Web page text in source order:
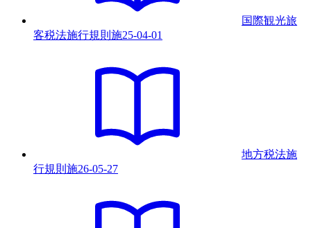
国際観光旅
客税法施行規則 施25-04-01
地方税法施
行規則 施26-05-27